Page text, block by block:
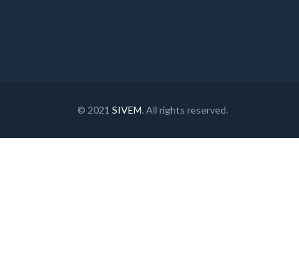
© 2021 SIVEM. All rights reserved.